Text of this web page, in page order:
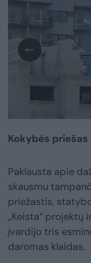
Kokybės
Paklausta apie
skausmu
priežastis,
„Keista“ projektų
įvardijo tris
daromas klaidas.